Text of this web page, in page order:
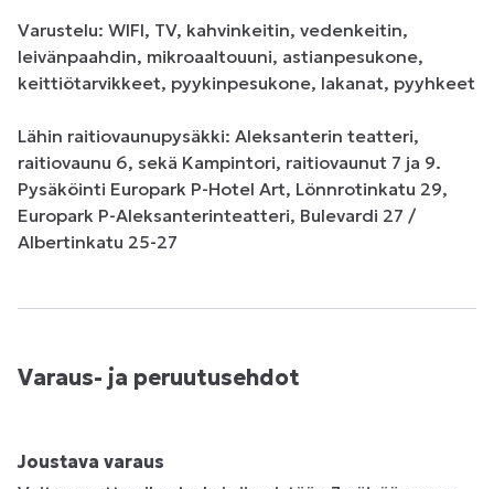
Varustelu: WIFI, TV, kahvinkeitin, vedenkeitin,
leivänpaahdin, mikroaaltouuni, astianpesukone,
keittiötarvikkeet, pyykinpesukone, lakanat, pyyhkeet
Lähin raitiovaunupysäkki: Aleksanterin teatteri,
raitiovaunu 6, sekä Kampintori, raitiovaunut 7 ja 9.
Pysäköinti Europark P-Hotel Art, Lönnrotinkatu 29,
Europark P-Aleksanterinteatteri, Bulevardi 27 /
Albertinkatu 25-27
Varaus- ja peruutusehdot
Joustava varaus